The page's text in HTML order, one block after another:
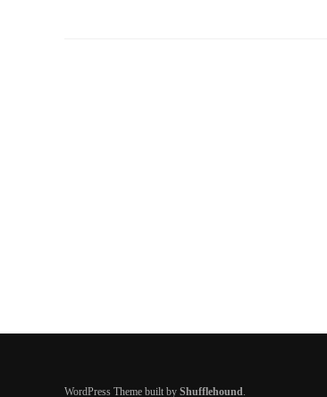
WordPress Theme built by Shufflehound.